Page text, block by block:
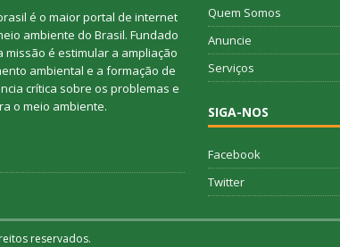
é o maior portal de internet
ambiente do Brasil. Fundado
missão é estimular a ampliação
ambiental e a formação de
crítica sobre os problemas e
o meio ambiente.
Quem Somos
Anuncie
Serviços
SIGA-NOS
Facebook
Twitter
reservados.